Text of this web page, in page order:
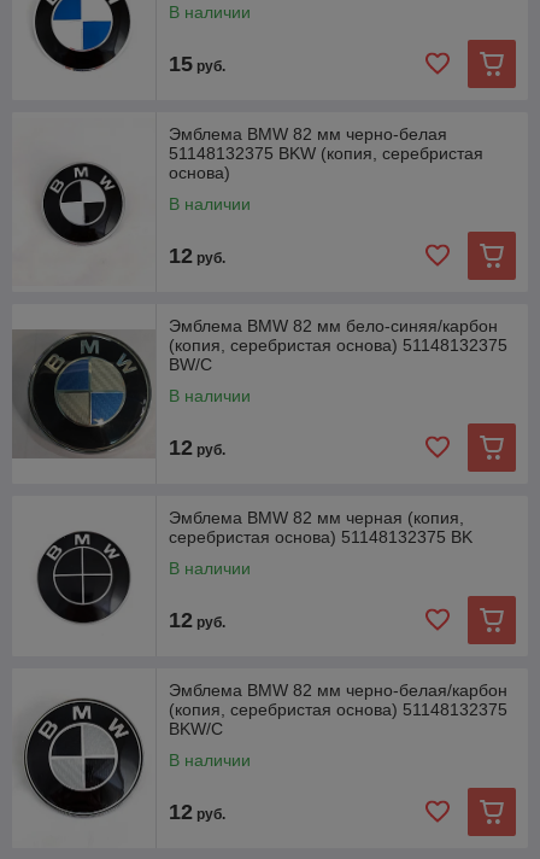
В наличии
15 руб.
Эмблема BMW 82 мм черно-белая
51148132375 BKW (копия, серебристая
основа)
В наличии
12 руб.
Эмблема BMW 82 мм бело-синяя/карбон
(копия, серебристая основа) 51148132375
BW/C
В наличии
12 руб.
Эмблема BMW 82 мм черная (копия,
серебристая основа) 51148132375 BK
В наличии
12 руб.
Эмблема BMW 82 мм черно-белая/карбон
(копия, серебристая основа) 51148132375
BKW/C
В наличии
12 руб.